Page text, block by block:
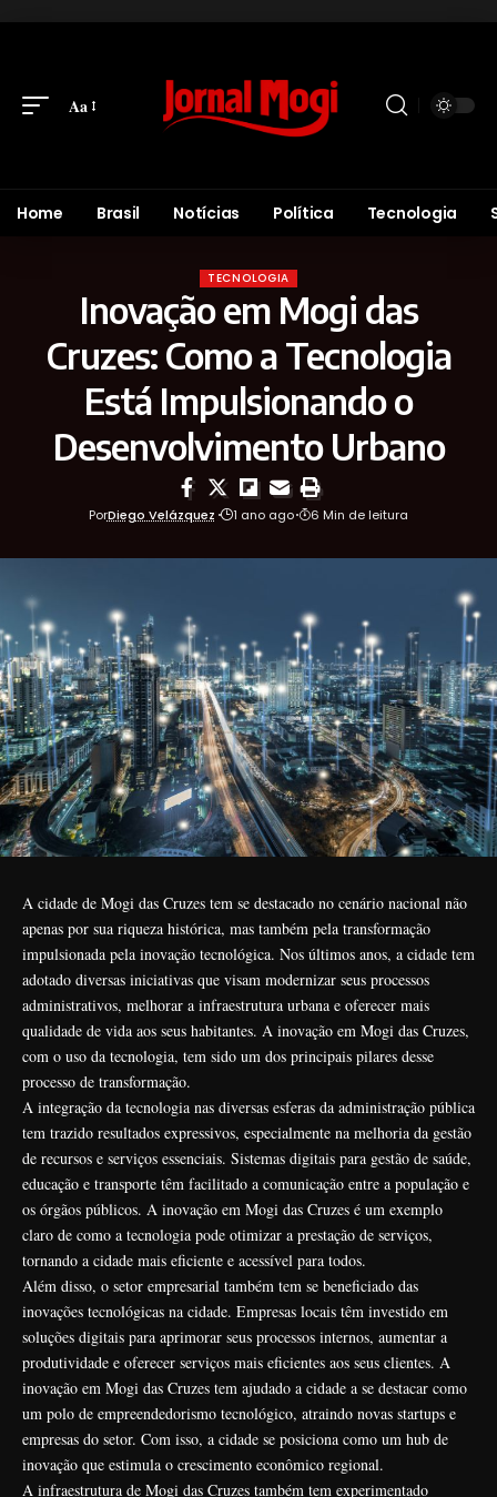
Aa
Home Brasil Notícias Política Tecnologia
TECNOLOGIA
Inovação em Mogi das
Cruzes: Como a Tecnologia
Está Impulsionando o
Desenvolvimento Urbano
PorDiego Velázquez 1 ano ago 6 Min de leitura
A cidade de Mogi das Cruzes tem se destacado no cenário nacional não
apenas por sua riqueza histórica, mas também pela transformação
impulsionada pela inovação tecnológica. Nos últimos anos, a cidade tem
adotado diversas iniciativas que visam modernizar seus processos
administrativos, melhorar a infraestrutura urbana e oferecer mais
qualidade de vida aos seus habitantes. A inovação em Mogi das Cruzes,
com o uso da tecnologia, tem sido um dos principais pilares desse
processo de transformação.
A integração da tecnologia nas diversas esferas da administração pública
tem trazido resultados expressivos, especialmente na melhoria da gestão
de recursos e serviços essenciais. Sistemas digitais para gestão de saúde,
educação e transporte têm facilitado a comunicação entre a população e
os órgãos públicos. A inovação em Mogi das Cruzes é um exemplo
claro de como a tecnologia pode otimizar a prestação de serviços,
tornando a cidade mais eficiente e acessível para todos.
Além disso, o setor empresarial também tem se beneficiado das
inovações tecnológicas na cidade. Empresas locais têm investido em
soluções digitais para aprimorar seus processos internos, aumentar a
produtividade e oferecer serviços mais eficientes aos seus clientes. A
inovação em Mogi das Cruzes tem ajudado a cidade a se destacar como
um polo de empreendedorismo tecnológico, atraindo novas startups e
empresas do setor. Com isso, a cidade se posiciona como um hub de
inovação que estimula o crescimento econômico regional.
A infraestrutura de Mogi das Cruzes também tem experimentado